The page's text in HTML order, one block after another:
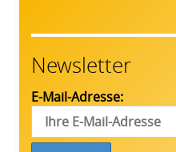
Newsletter
E-Mail-Adresse: